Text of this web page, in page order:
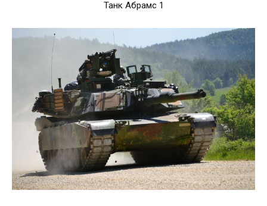
Танк Абрамс 1